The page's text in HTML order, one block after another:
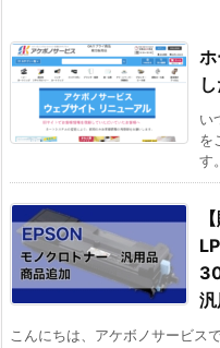
し
い
を
す
こんにちは、アケボノサービス